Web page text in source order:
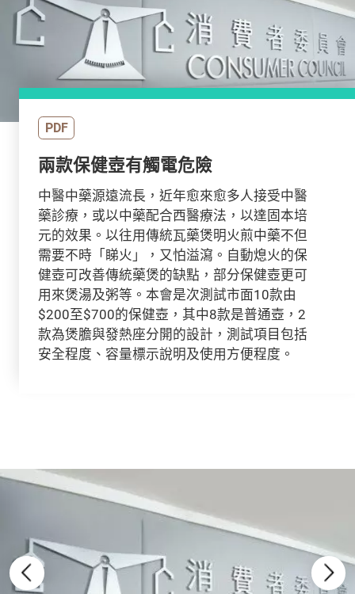
PDF
兩款保健壺有觸電危險
中醫中藥源遠流長，近年愈來愈多人接受中醫
藥診療，或以中藥配合西醫療法，以達固本培
元的效果。以往用傳統瓦藥煲明火煎中藥不但
需要不時「睇火」，又怕溢瀉。自動熄火的保
健壺可改善傳統藥煲的缺點，部分保健壺更可
用來煲湯及粥等。本會是次測試市面10款由
$200至$700的保健壺，其中8款是普通壺，2
款為煲膽與發熱座分開的設計，測試項目包括
安全程度、容量標示說明及使用方便程度。